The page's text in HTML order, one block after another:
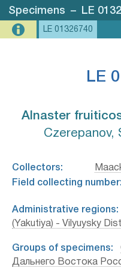
Specimens – LE
LE 01326740
LE
Alnaster
Czerepanov,
Collectors:
Field collecting number:
Administrative regions:
(Yakutiya) - Vilyuysky
Groups of specimens:
Дальнего Востока